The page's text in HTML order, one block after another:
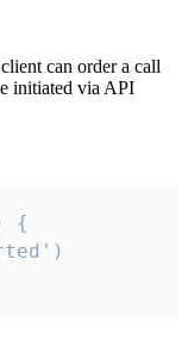
can order a call
initiated via API
{